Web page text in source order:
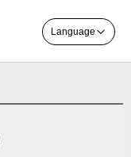
Language